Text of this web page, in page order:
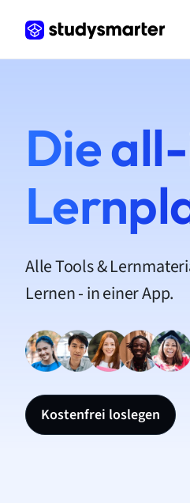
Die
Alle Tools &
Lernen - in einer App.
Kostenfrei loslegen